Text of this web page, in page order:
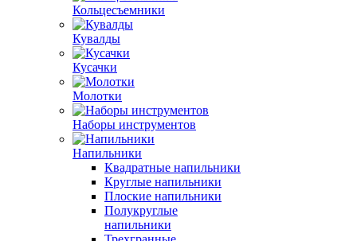
Кольцесъемники
Кувалды
Кусачки
Молотки
Наборы инструментов
Напильники
Квадратные напильники
Круглые напильники
Плоские напильники
Полукруглые
напильники